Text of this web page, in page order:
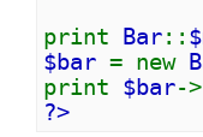
print
Bar::
$bar = new
print $bar->
?>